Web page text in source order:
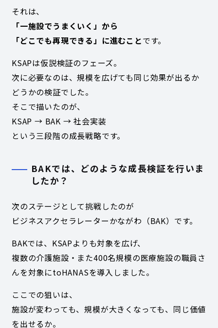
それは、
「一施設でうまくいく」から
「どこでも再現できる」に進むことです。
KSAPは仮説検証のフェーズ。
次に必要なのは、規模を広げても同じ効果が出るか
どうかの検証でした。
そこで描いたのが、
KSAP → BAK → 社会実装
という三段階の成長戦略です。
BAKでは、どのような成長検証を行いま
したか？
次のステージとして挑戦したのが
ビジネスアクセラレーターかながわ（BAK）です。
BAKでは、KSAPよりも対象を広げ、
複数の介護施設・また400名規模の医療施設の職員さ
んを対象にtoHANASを導入しました。
ここでの狙いは、
施設が変わっても、規模が大きくなっても、同じ価値
を出せるか。